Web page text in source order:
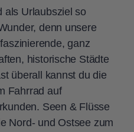
als Urlaubsziel so
denn unsere
ganz
historische Städte
überall kannst du die
Fahrrad auf
Seen & Flüsse
Nord- und Ostsee zum